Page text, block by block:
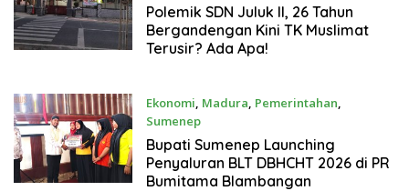
29 Juli 2026
Polemik SDN Juluk II, 26 Tahun
Bergandengan Kini TK Muslimat
Terusir? Ada Apa!
Ekonomi, Madura, Pemerintahan,
Sumenep
29 Juli 2026
Bupati Sumenep Launching
Penyaluran BLT DBHCHT 2026 di PR
Bumitama Blambangan